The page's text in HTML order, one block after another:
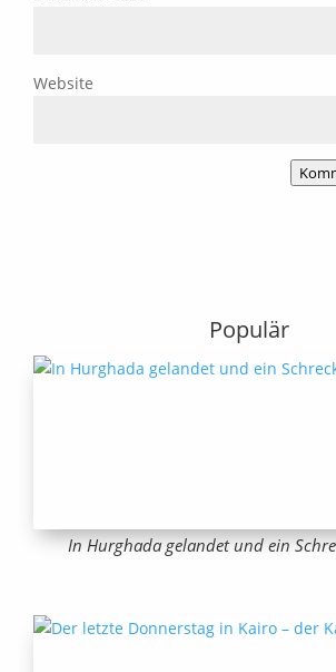
Website
Populär
In Hurghada gelandet und ein